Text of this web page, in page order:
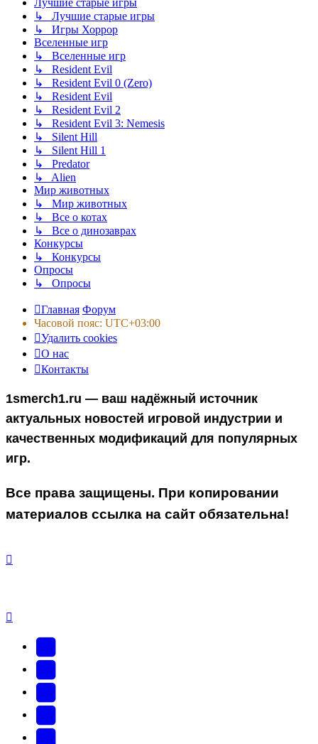
↳ Лучшие старые игры
↳ Игры Хоррор
Вселенные игр
↳ Вселенные игр
↳ Resident Evil
↳ Resident Evil 0 (Zero)
↳ Resident Evil
↳ Resident Evil 2
↳ Resident Evil 3: Nemesis
↳ Silent Hill
↳ Silent Hill 1
↳ Predator
↳ Alien
Мир животных
↳ Мир животных
↳ Все о котах
↳ Все о динозаврах
Конкурсы
↳ Конкурсы
Опросы
↳ Опросы
Главная Форум
Часовой пояс: UTC+03:00
Удалить cookies
О нас
Контакты
1smerch1.ru — ваш надёжный источник
актуальных новостей игровой индустрии и
качественных модификаций для популярных
игр.
Все права защищены. При копировании
материалов ссылка на сайт обязательна!